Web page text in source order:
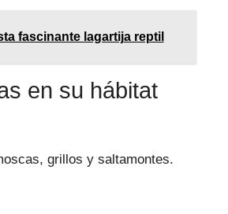
fascinante lagartija reptil
en su hábitat
grillos y saltamontes.